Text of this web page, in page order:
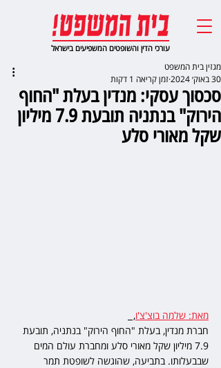
עורכי הדין והשופטים המשפיעים בישראל
סכסוך עסקי: מנדין בעלת "החוף
הירוק" בנתניה תובעת 7.9 מיליון
שקל מאורי סלע
מגזין בית המשפט
30 באוק׳ 2024
זמן קריאה 1 דקות
מאת: שלמה בוצ'צ'ו,
חברת מנדין, בעלת "החוף הירוק" בנתניה, תובעת
7.9 מיליון שקל מאורי סלע ומחברת עולם המים
שבבעלותו. בתביעה, שהוגשה לשופטת תמר